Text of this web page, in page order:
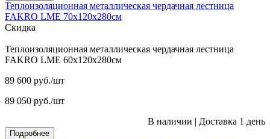
Теплоизоляционная металлическая чердачная лестница
FAKRO LME 70х120х280см
Скидка
Теплоизоляционная металлическая чердачная лестница
FAKRO LME 60х120х280см
89 600 руб./шт
89 050 руб./шт
В наличии | Доставка 1 день
Подробнее